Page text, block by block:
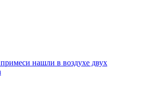
нашли в воздухе двух